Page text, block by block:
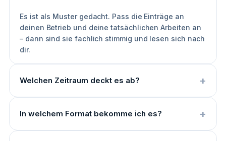
Es ist als Muster gedacht. Pass die Einträge an
deinen Betrieb und deine tatsächlichen Arbeiten an
– dann sind sie fachlich stimmig und lesen sich nach
dir.
Welchen Zeitraum deckt es ab?
In welchem Format bekomme ich es?